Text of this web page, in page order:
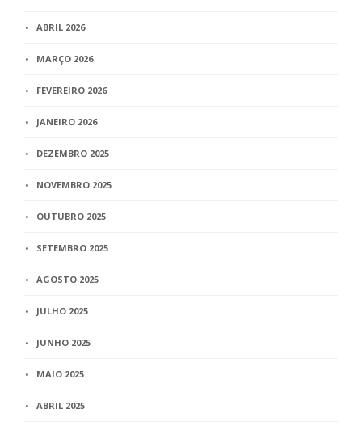
ABRIL 2026
MARÇO 2026
FEVEREIRO 2026
JANEIRO 2026
DEZEMBRO 2025
NOVEMBRO 2025
OUTUBRO 2025
SETEMBRO 2025
AGOSTO 2025
JULHO 2025
JUNHO 2025
MAIO 2025
ABRIL 2025